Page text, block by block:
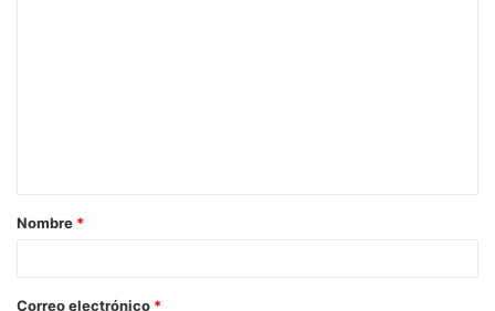
Nombre *
Correo electrónico *